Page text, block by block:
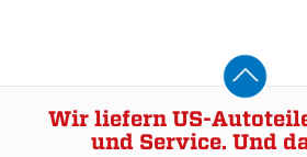
Wir liefern US-
und Service. Und